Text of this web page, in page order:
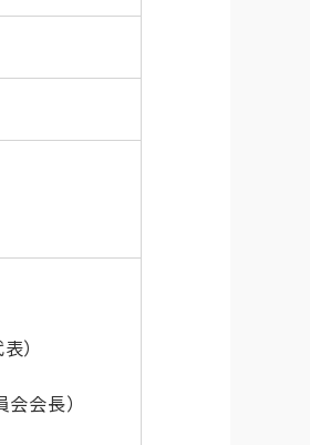
）
会長）